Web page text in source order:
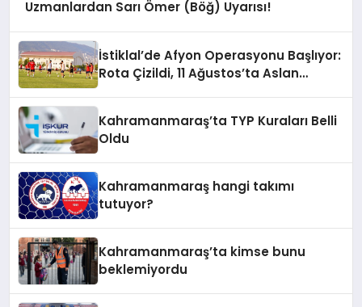
Uzmanlardan Sarı Ömer (Böğ) Uyarısı!
İstiklal’de Afyon Operasyonu Başlıyor:
Rota Çizildi, 11 Ağustos’ta Aslan
Kahramanmaraş’ta TYP Kuraları Belli
Oldu
Kahramanmaraş hangi takımı
tutuyor?
Kahramanmaraş’ta kimse bunu
beklemiyordu